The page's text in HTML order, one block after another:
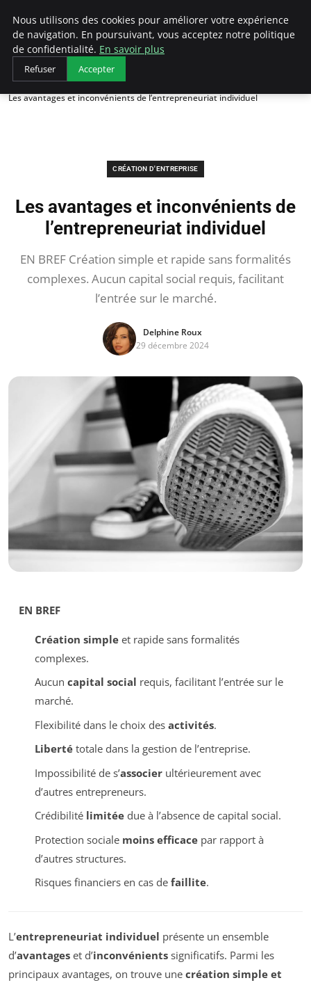
LECFCM
Accueil
Création d'entreprise
Les avantages et inconvénients de l’entrepreneuriat individuel
CRÉATION D'ENTREPRISE
Les avantages et inconvénients de
l’entrepreneuriat individuel
EN BREF Création simple et rapide sans formalités
complexes. Aucun capital social requis, facilitant
l’entrée sur le marché.
Delphine Roux
29 décembre 2024
EN BREF
Création simpleet rapide sans formalités
complexes.
Aucun capital social requis, facilitant l’entrée sur le
marché.
Flexibilité dans le choix des activités.
Libertétotale dans la gestion de l’entreprise.
Impossibilité de s’associerultérieurement avec
d’autres entrepreneurs.
Crédibilité limitéedue à l’absence de capital social.
Protection sociale moins efficacepar rapport à
d’autres structures.
Risques financiers en cas de faillite.
L’entrepreneuriat individuel présente un ensemble
d’avantages et d’inconvénients significatifs. Parmi les
principaux avantages, on trouve une création simple et
Nous utilisons des cookies pour améliorer votre expérience
de navigation. En poursuivant, vous acceptez notre politique
de confidentialité. En savoir plus
Refuser Accepter